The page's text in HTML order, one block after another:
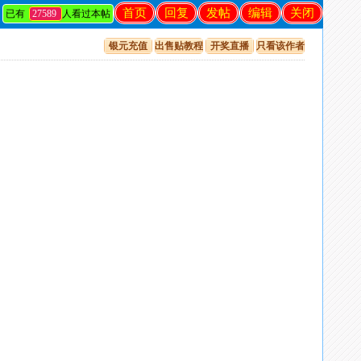
关闭
编辑
发帖
回复
首页
已有 27589 人看过本帖
银元充值 出售贴教程 开奖直播 只看该作者